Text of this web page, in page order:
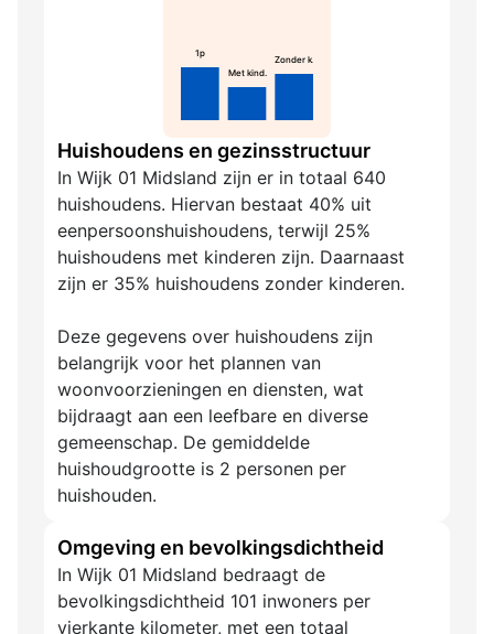
1p
Met kind.
Zonder k.
Huishoudens en gezinsstructuur
In Wijk 01 Midsland zijn er in totaal 640
huishoudens. Hiervan bestaat 40% uit
eenpersoonshuishoudens, terwijl 25%
huishoudens met kinderen zijn. Daarnaast
zijn er 35% huishoudens zonder kinderen.
Deze gegevens over huishoudens zijn
belangrijk voor het plannen van
woonvoorzieningen en diensten, wat
bijdraagt aan een leefbare en diverse
gemeenschap. De gemiddelde
huishoudgrootte is 2 personen per
huishouden.
Omgeving en bevolkingsdichtheid
In Wijk 01 Midsland bedraagt de
bevolkingsdichtheid 101 inwoners per
vierkante kilometer, met een totaal